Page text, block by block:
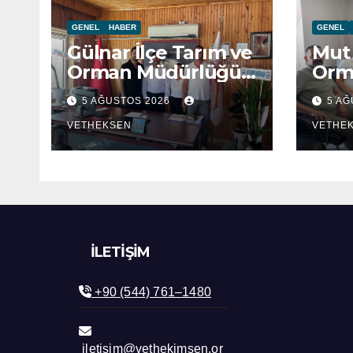
GENEL HABER
Gülnar İlçe Tarım ve
Orman Müdürlüğü
ziyaret edildi.
5 AĞUSTOS 2026
VETHEKSEN
GENEL
Mut
5
İLETIŞIM
+90 (544) 761–1480
iletisim@vethekimsen.or